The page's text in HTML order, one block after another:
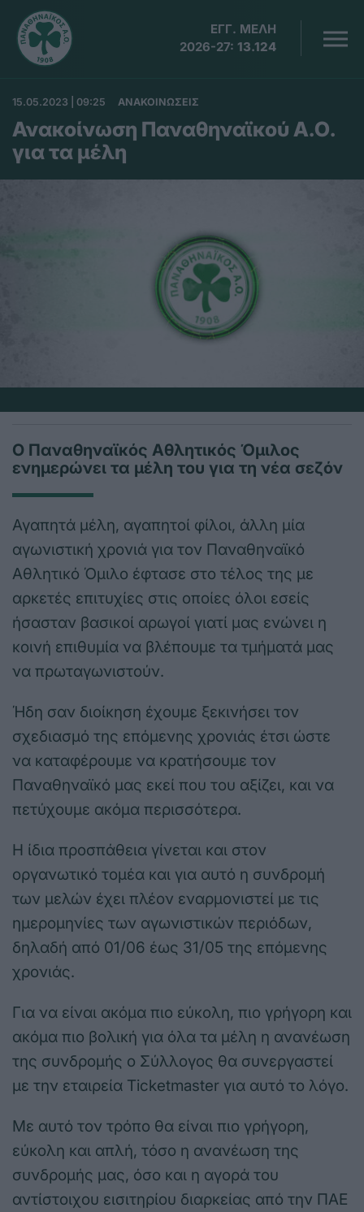
ΕΓΓ. ΜΕΛΗ
2026-27: 13.124
15.05.2023 | 09:25 ΑΝΑΚΟΙΝΩΣΕΙΣ
Ανακοίνωση Παναθηναϊκού Α.Ο.
για τα μέλη
Ο Παναθηναϊκός Αθλητικός Όμιλος
ενημερώνει τα μέλη του για τη νέα σεζόν
Αγαπητά μέλη, αγαπητοί φίλοι, άλλη μία
αγωνιστική χρονιά για τον Παναθηναϊκό
Αθλητικό Όμιλο έφτασε στο τέλος της με
αρκετές επιτυχίες στις οποίες όλοι εσείς
ήσασταν βασικοί αρωγοί γιατί μας ενώνει η
κοινή επιθυμία να βλέπουμε τα τμήματά μας
να πρωταγωνιστούν.
Ήδη σαν διοίκηση έχουμε ξεκινήσει τον
σχεδιασμό της επόμενης χρονιάς έτσι ώστε
να καταφέρουμε να κρατήσουμε τον
Παναθηναϊκό μας εκεί που του αξίζει, και να
πετύχουμε ακόμα περισσότερα.
Η ίδια προσπάθεια γίνεται και στον
οργανωτικό τομέα και για αυτό η συνδρομή
των μελών έχει πλέον εναρμονιστεί με τις
ημερομηνίες των αγωνιστικών περιόδων,
δηλαδή από 01/06 έως 31/05 της επόμενης
χρονιάς.
Για να είναι ακόμα πιο εύκολη, πιο γρήγορη και
ακόμα πιο βολική για όλα τα μέλη η ανανέωση
της συνδρομής ο Σύλλογος θα συνεργαστεί
με την εταιρεία Ticketmaster για αυτό το λόγο.
Με αυτό τον τρόπο θα είναι πιο γρήγορη,
εύκολη και απλή, τόσο η ανανέωση της
συνδρομής μας, όσο και η αγορά του
αντίστοιχου εισιτηρίου διαρκείας από την ΠΑΕ